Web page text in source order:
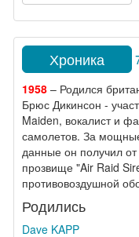
Хроника
1958– Родился
Брюс Дикинсон -
Maiden, вокалист и
самолетов. За
данные он получил от
прозвище "Air Raid
противовоздушной
Родились
Dave KAPP